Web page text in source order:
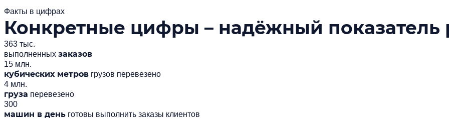
Факты в цифрах
Конкретные цифры – надёжный показатель
363 тыс.
выполненных заказов
15 млн.
кубических метров грузов перевезено
4 млн.
груза перевезено
300
машин в день готовы выполнить заказы клиентов